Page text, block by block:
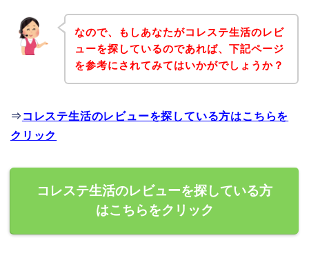
なので、もしあなたがコレステ生活のレビ
ューを探しているのであれば、下記ページ
を参考にされてみてはいかがでしょうか？
⇒ コレステ生活のレビューを探している方はこちらを
クリック
コレステ生活のレビューを探している方
はこちらをクリック